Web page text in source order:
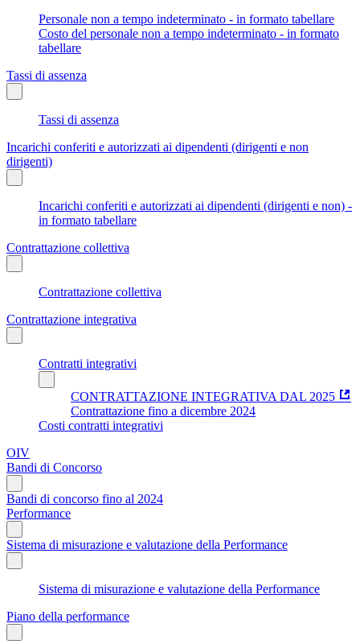
Personale non a tempo indeterminato - in formato tabellare
Costo del personale non a tempo indeterminato - in formato
tabellare
Tassi di assenza
Tassi di assenza
Incarichi conferiti e autorizzati ai dipendenti (dirigenti e non
dirigenti)
Incarichi conferiti e autorizzati ai dipendenti (dirigenti e non) -
in formato tabellare
Contrattazione collettiva
Contrattazione collettiva
Contrattazione integrativa
Contratti integrativi
CONTRATTAZIONE INTEGRATIVA DAL 2025
Contrattazione fino a dicembre 2024
Costi contratti integrativi
OIV
Bandi di Concorso
Bandi di concorso fino al 2024
Performance
Sistema di misurazione e valutazione della Performance
Sistema di misurazione e valutazione della Performance
Piano della performance